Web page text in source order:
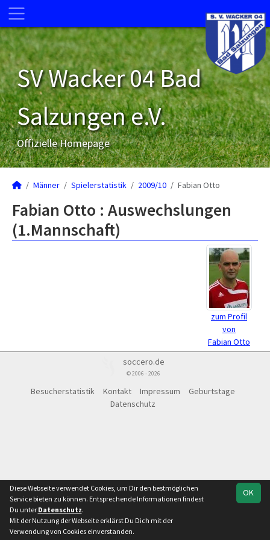
SV Wacker 04 Bad
Salzungen e.V.
Offizielle Homepage
Männer Spielerstatistik 2009/10 Fabian Otto
Fabian Otto : Auswechslungen
(1.Mannschaft)
zum Profil
von
Fabian Otto
soccero.de
© 2006 - 2026
Besucherstatistik Kontakt Impressum
Geburtstage
Datenschutz
OK
Diese Webseite verwendet Cookies, um Dir den bestmöglichen
Service bieten zu können. Entsprechende Informationen findest
Du unter Datenschutz.
Mit der Nutzung der Webseite erklärst Du Dich mit der
Verwendung von Cookies einverstanden.